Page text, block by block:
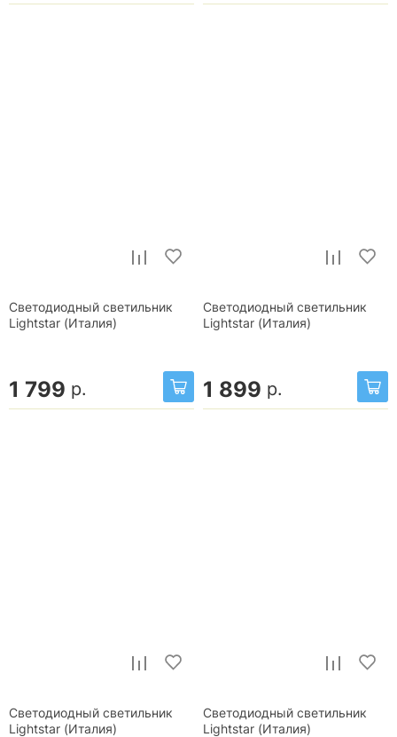
Светодиодный светильник
Lightstar (Италия)
1 799 р.
Светодиодный светильник
Lightstar (Италия)
1 899 р.
Светодиодный светильник
Lightstar (Италия)
Светодиодный светильник
Lightstar (Италия)